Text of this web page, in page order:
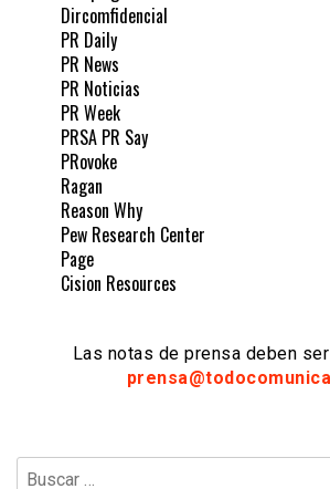
Dircomfidencial
PR Daily
PR News
PR Noticias
PR Week
PRSA PR Say
PRovoke
Ragan
Reason Why
Pew Research Center
Page
Cision Resources
Las notas de prensa deben
Buscar: